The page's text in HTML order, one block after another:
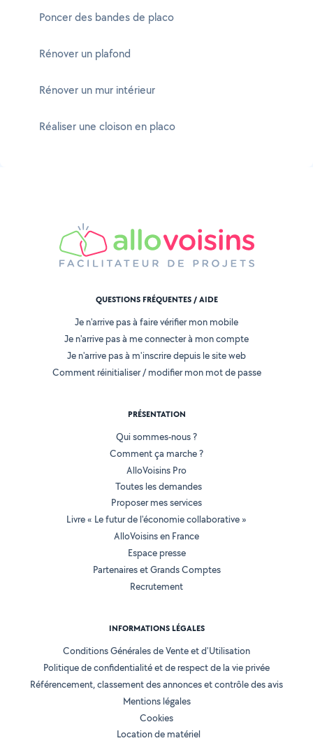
Poncer des bandes de placo
Rénover un plafond
Rénover un mur intérieur
Réaliser une cloison en placo
QUESTIONS FRÉQUENTES / AIDE
Je n'arrive pas à faire vérifier mon mobile
Je n'arrive pas à me connecter à mon compte
Je n'arrive pas à m'inscrire depuis le site web
Comment réinitialiser / modifier mon mot de passe
PRÉSENTATION
Qui sommes-nous ?
Comment ça marche ?
AlloVoisins Pro
Toutes les demandes
Proposer mes services
Livre « Le futur de l'économie collaborative »
AlloVoisins en France
Espace presse
Partenaires et Grands Comptes
Recrutement
INFORMATIONS LÉGALES
Conditions Générales de Vente et d'Utilisation
Politique de confidentialité et de respect de la vie privée
Référencement, classement des annonces et contrôle des avis
Mentions légales
Cookies
Location de matériel